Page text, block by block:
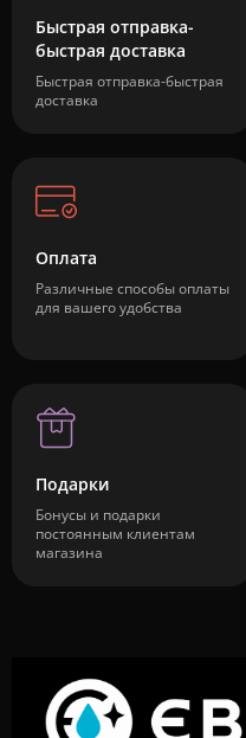
Быстрая отправка-
быстрая доставка
Быстрая отправка-быстрая
доставка
Оплата
Различные способы оплаты
для вашего удобства
Подарки
Бонусы и подарки
постоянным клиентам
магазина